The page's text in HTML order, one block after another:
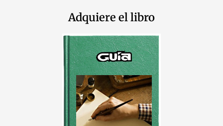
Adquiere el libro